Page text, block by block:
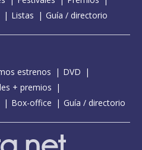
Listas Guía / directorio
estrenos
DVD
+ premios
Box-office Guía / directorio